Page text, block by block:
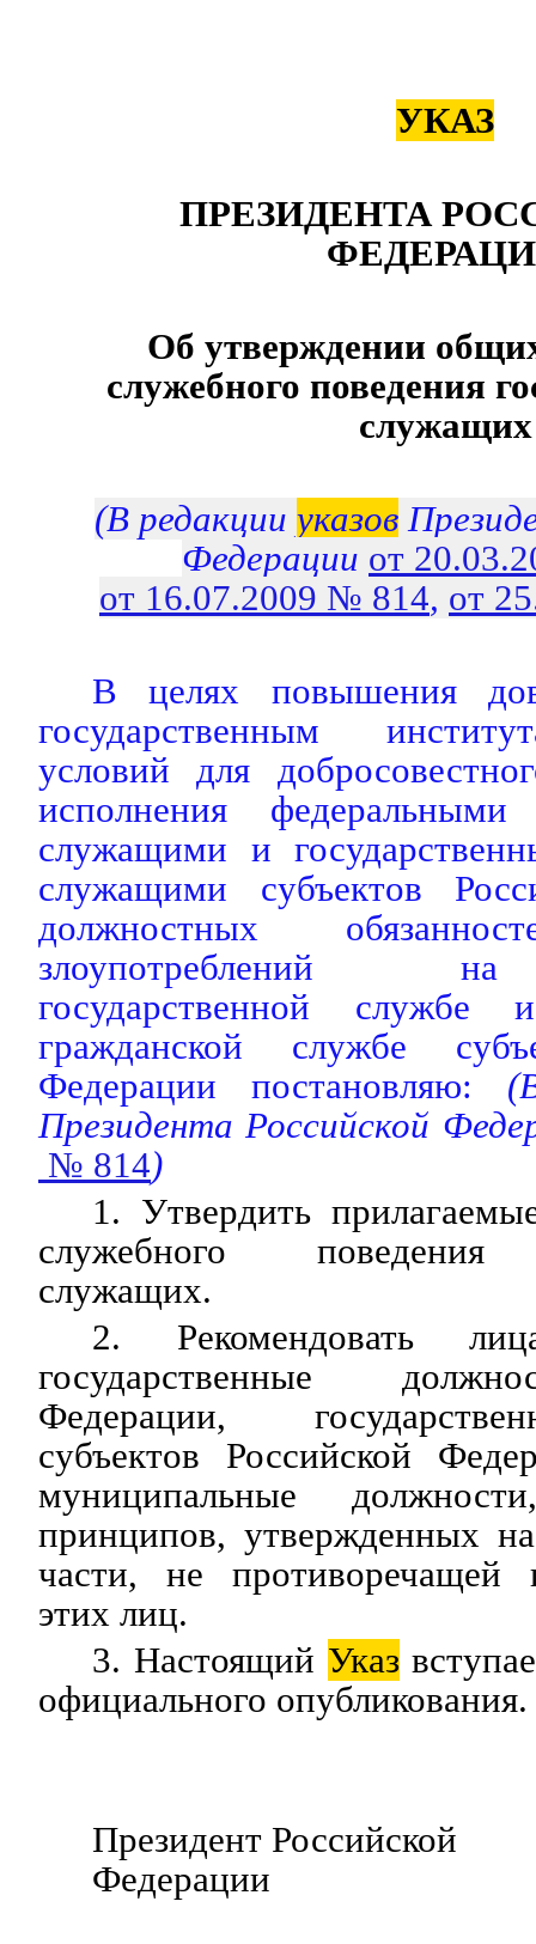
УКАЗ
ПРЕЗИДЕНТА
Об утверждении
служебного поведения
служащих
(В редакции указов
Федерации от
от 16.07.2009 № 814, от
В целях повышения
государственным
условий для
исполнения федеральными
служащими и
служащими субъектов
должностных
злоупотреблений
государственной службе
гражданской службе
Федерации постановляю:
Президента Российской
№ 814)
1. Утвердить
служебного поведения
служащих.
2. Рекомендовать
государственные
Федерации,
субъектов Российской
муниципальные
принципов, утвержденных
части, не противоречащей
этих лиц.
3. Настоящий Указ
официального опубликования.
Президент Российской
Федерации